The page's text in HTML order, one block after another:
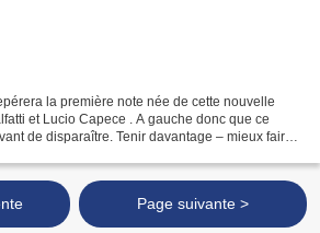
la première note née de cette nouvelle
et Lucio Capece . A gauche donc que ce
de disparaître. Tenir davantage – mieux faire
Page suivante >